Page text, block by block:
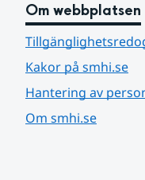
Om webbplatsen
Kakor på smhi.se
Hantering av
Om smhi.se